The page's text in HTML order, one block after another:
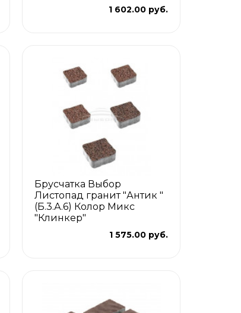
1 602.00 руб.
Брусчатка Выбор
Листопад гранит "Антик "
(Б.3.А.6) Колор Микс
"Клинкер"
1 575.00 руб.